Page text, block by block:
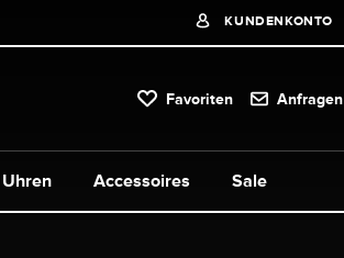
KUNDENKONTO
Favoriten Anfragen
Uhren Accessoires Sale